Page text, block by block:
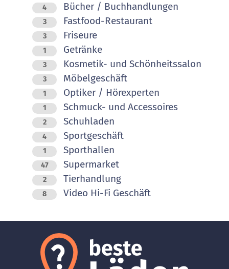
4 Bücher / Buchhandlungen
3 Fastfood-Restaurant
3 Friseure
1 Getränke
3 Kosmetik- und Schönheitssalon
3 Möbelgeschäft
1 Optiker / Hörexperten
1 Schmuck- und Accessoires
2 Schuhladen
4 Sportgeschäft
1 Sporthallen
47 Supermarket
2 Tierhandlung
8 Video Hi-Fi Geschäft